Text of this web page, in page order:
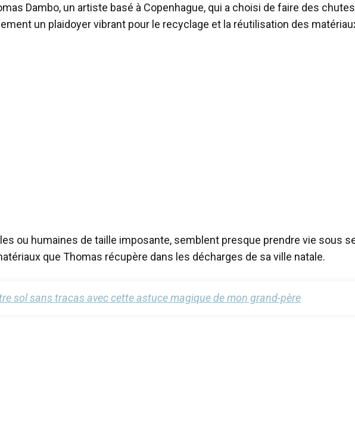
Dambo, un artiste basé à Copenhague, qui a choisi de faire des
un plaidoyer vibrant pour le recyclage et la réutilisation des
ou humaines de taille imposante, semblent presque prendre vie sous
que Thomas récupère dans les décharges de sa ville natale.
sol sans tracas avec cette astuce magique de mon grand-père